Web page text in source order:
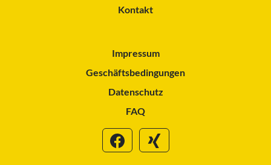
Kontakt
Impressum
Geschäftsbedingungen
Datenschutz
FAQ